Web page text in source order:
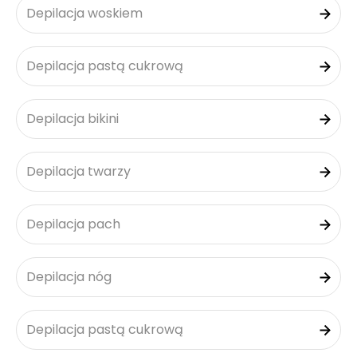
Depilacja woskiem
Depilacja pastą cukrową
Depilacja bikini
Depilacja twarzy
Depilacja pach
Depilacja nóg
Depilacja pastą cukrową